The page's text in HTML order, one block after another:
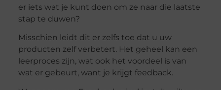
er iets wat je kunt doen om ze naar die laatste
stap te duwen?
Misschien leidt dit er zelfs toe dat u uw
producten zelf verbetert. Het geheel kan een
leerproces zijn, wat ook het voordeel is van
wat er gebeurt, want je krijgt feedback.